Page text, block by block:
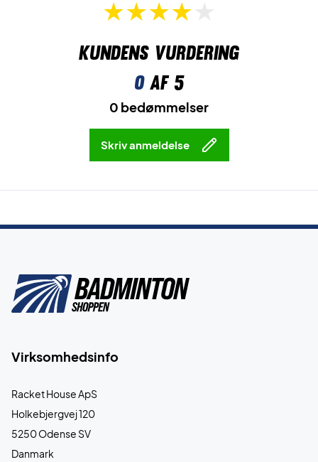
Kundens vurdering
0af 5
0 bedømmelser
Skriv anmeldelse
Virksomhedsinfo
Racket House ApS
Holkebjergvej 120
5250 Odense SV
Danmark